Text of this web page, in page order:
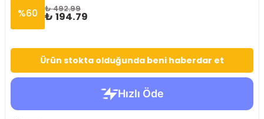
%60 ₺ 492.99
₺ 194.79
Ürün stokta olduğunda beni haberdar et